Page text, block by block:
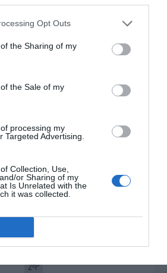
Opt Outs
the Sharing of my
the Sale of my
processing my
Targeted Advertising.
Collection, Use,
or Sharing of my
Is Unrelated with the
it was collected.
9'
2ªP
19'
2ªP
20'
2ªP
Cartão azul Bruno
Santos
2ªP
Timeout GD CRIAR-T